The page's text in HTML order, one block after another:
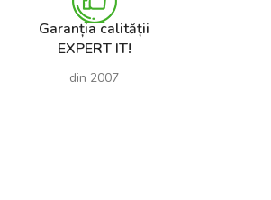
Garanția calității
EXPERT IT!
din 2007